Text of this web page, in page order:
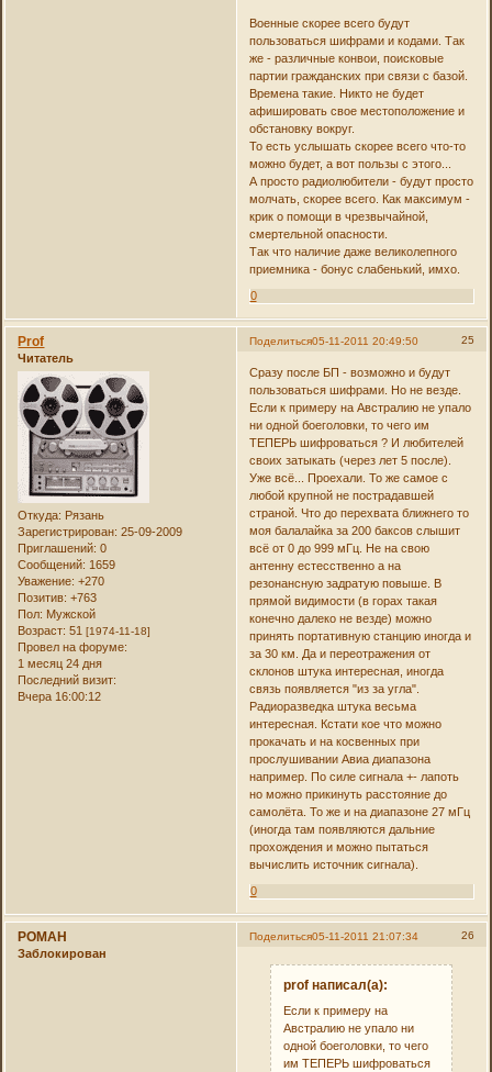
Военные скорее всего будут
пользоваться шифрами и кодами. Так
же - различные конвои, поисковые
партии гражданских при связи с базой.
Времена такие. Никто не будет
афишировать свое местоположение и
обстановку вокруг.
То есть услышать скорее всего что-то
можно будет, а вот пользы с этого...
А просто радиолюбители - будут просто
молчать, скорее всего. Как максимум -
крик о помощи в чрезвычайной,
смертельной опасности.
Так что наличие даже великолепного
приемника - бонус слабенький, имхо.
0
Поделиться 25
05-11-2011 20:49:50
Prof
Читатель
Откуда: Рязань
Зарегистрирован: 25-09-2009
Приглашений: 0
Сообщений: 1659
Уважение: +270
Позитив: +763
Пол: Мужской
Возраст: 51[1974-11-18]
Провел на форуме:
1 месяц 24 дня
Последний визит:
Вчера 16:00:12
Сразу после БП - возможно и будут
пользоваться шифрами. Но не везде.
Если к примеру на Австралию не упало
ни одной боеголовки, то чего им
ТЕПЕРЬ шифроваться ? И любителей
своих затыкать (через лет 5 после).
Уже всё... Проехали. То же самое с
любой крупной не пострадавшей
страной. Что до перехвата ближнего то
моя балалайка за 200 баксов слышит
всё от 0 до 999 мГц. Не на свою
антенну естесственно а на
резонансную задратую повыше. В
прямой видимости (в горах такая
конечно далеко не везде) можно
принять портативную станцию иногда и
за 30 км. Да и переотражения от
склонов штука интересная, иногда
связь появляется "из за угла".
Радиоразведка штука весьма
интересная. Кстати кое что можно
прокачать и на косвенных при
прослушивании Авиа диапазона
например. По силе сигнала +- лапоть
но можно прикинуть расстояние до
самолёта. То же и на диапазоне 27 мГц
(иногда там появляются дальние
прохождения и можно пытаться
вычислить источник сигнала).
0
Поделиться 26
05-11-2011 21:07:34
РОMAH
Заблокирован
prof написал(а):
Если к примеру на
Австралию не упало ни
одной боеголовки, то чего
им ТЕПЕРЬ шифроваться